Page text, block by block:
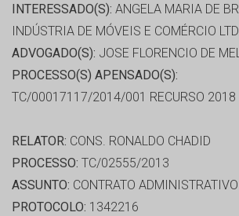
INTERESSADO(S): ANGELA MARIA DE
INDÚSTRIA DE MÓVEIS E COMÉRCIO
ADVOGADO(S): JOSE FLORENCIO DE
PROCESSO(S) APENSADO(S):
TC/00017117/2014/001 RECURSO 2018
RELATOR: CONS. RONALDO CHADID
PROCESSO: TC/02555/2013
ASSUNTO: CONTRATO
PROTOCOLO: 1342216